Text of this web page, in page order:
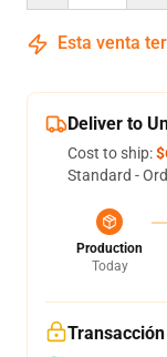
Esta venta
Deliver to
Cost to ship:
Standard -
Production
Today